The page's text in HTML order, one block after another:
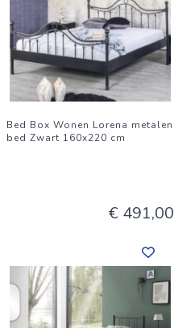
Bed Box Wonen Lorena metalen
bed Zwart 160x220 cm
€ 491,00